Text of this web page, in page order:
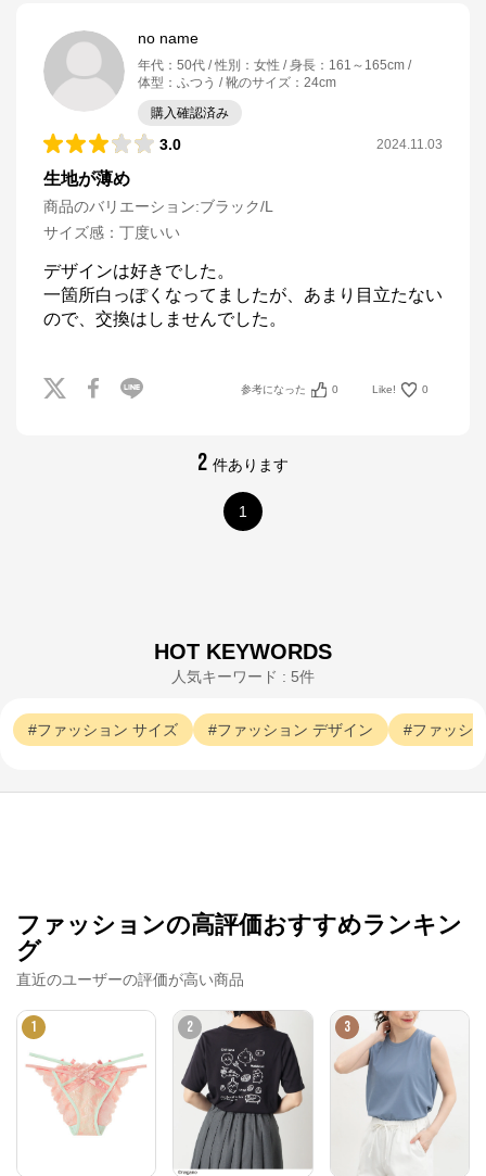
no name
年代 ： 50代 性別 ： 女性 身長 ： 161～165cm
体型 ： ふつう 靴のサイズ ： 24cm
購入確認済み
3.0 2024.11.03
生地が薄め
商品のバリエーション:ブラック/L
サイズ感 ： 丁度いい
デザインは好きでした。
一箇所白っぽくなってましたが、あまり目立たない
参考になった 0 Like! 0
2 件あります
1
HOT KEYWORDS
人気キーワード : 5件
ファッション サイズ ファッション デザイン ファッシ
ファッションの高評価おすすめランキン
グ
直近のユーザーの評価が高い商品
1 2 3